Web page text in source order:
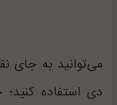
می‌توانید به جای
دی استفاده